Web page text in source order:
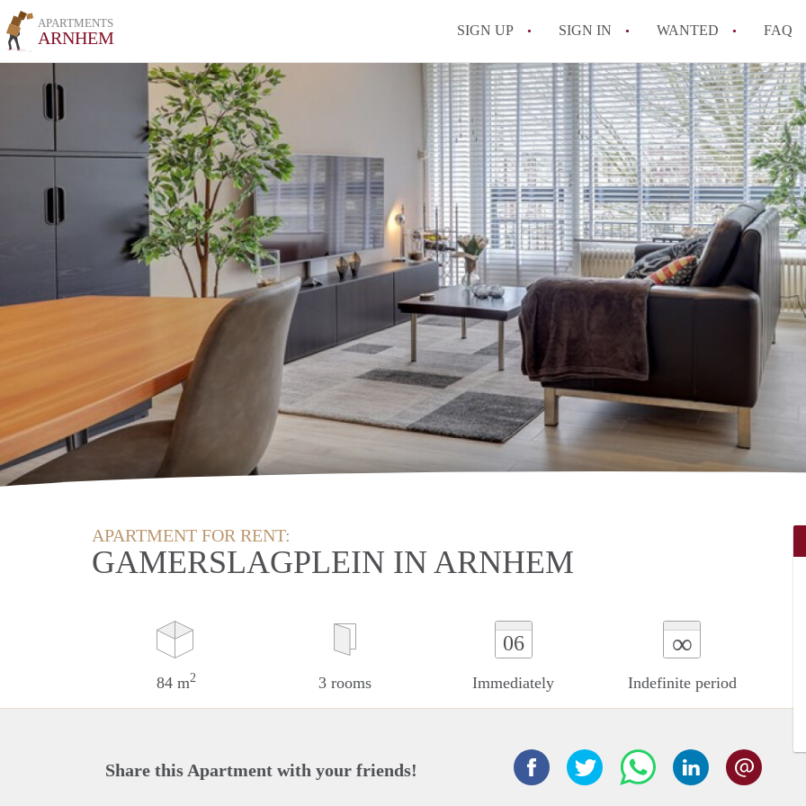
APARTMENTS
ARNHEM SIGN UP SIGN IN WANTED FAQ
All FAQs
APARTMENT FOR RENT:
GAMERSLAGPLEIN IN ARNHEM
84 m2 3 rooms
06
Immediately
∞
Indefinite period
Share this Apartment with your friends!